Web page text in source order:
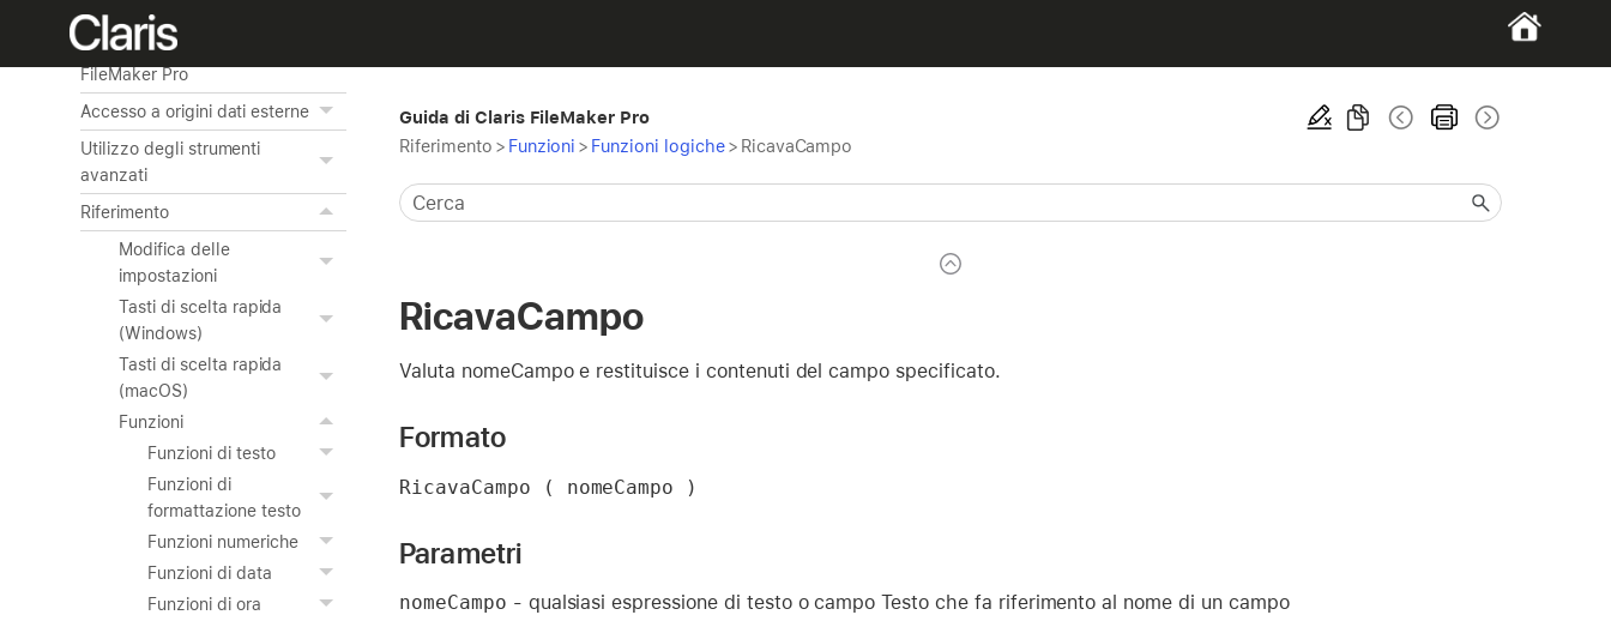
sul Web
Utilizzo di ODBC e JDBC con
FileMaker Pro
Accesso a origini dati esterne
Utilizzo degli strumenti
avanzati
Riferimento
Modifica delle
impostazioni
Tasti di scelta rapida
(Windows)
Tasti di scelta rapida
(macOS)
Funzioni
Funzioni di testo
Funzioni di
formattazione testo
Funzioni numeriche
Funzioni di data
Funzioni di ora
Guida di Claris FileMaker Pro
Riferimento > Funzioni > Funzioni logiche> RicavaCampo
RicavaCampo
Valuta nomeCampo e restituisce i contenuti del campo specificato.
Formato
RicavaCampo ( nomeCampo )
Parametri
nomeCampo - qualsiasi espressione di testo o campo Testo che fa riferimento al nome di un campo